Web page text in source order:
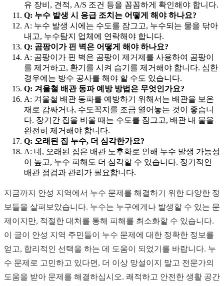
유 장비, 견적, A/S 조건 등을 꼼꼼하게 확인해야 합니다.
Q: 누수 발생 시 응급 조치는 어떻게 해야 하나요?
A: 누수 발생 시에는 수도를 잠그고, 누수되는 물을 닦아
내고, 누수탐지 업체에 연락해야 합니다.
Q: 곰팡이가 핀 벽은 어떻게 해야 하나요?
A: 곰팡이가 핀 벽은 곰팡이 제거제를 사용하여 곰팡이
를 제거하고, 환기를 시켜 습기를 제거해야 합니다. 심한
경우에는 방수 공사를 해야 할 수도 있습니다.
Q: 겨울철 배관 동파 예방 방법은 무엇인가요?
A: 겨울철 배관 동파를 예방하기 위해서는 배관을 보온
재로 감싸거나, 수도꼭지를 조금 열어놓는 것이 좋습니
다. 장기간 집을 비울 때는 수도를 잠그고, 배관 내 물을
완전히 제거해야 합니다.
Q: 오래된 집 누수, 더 심각한가요?
A: 네, 오래된 집은 배관 노후화로 인해 누수 발생 가능성
이 높고, 누수 피해도 더 심각할 수 있습니다. 정기적인
배관 점검과 관리가 필요합니다.
지금까지 안성 지역에서 누수 문제를 해결하기 위한 다양한 정
보들을 살펴보았습니다. 누수는 누구에게나 발생할 수 있는 문
제이지만, 적절한 대처를 통해 피해를 최소화할 수 있습니다.
이 글이 안성 지역 주민들이 누수 문제에 대한 정확한 정보를
얻고, 합리적인 선택을 하는 데 도움이 되었기를 바랍니다. 누
수 문제로 고민하고 있다면, 더 이상 망설이지 말고 전문가의
도움을 받아 문제를 해결하십시오. 쾌적하고 안전한 생활 공간